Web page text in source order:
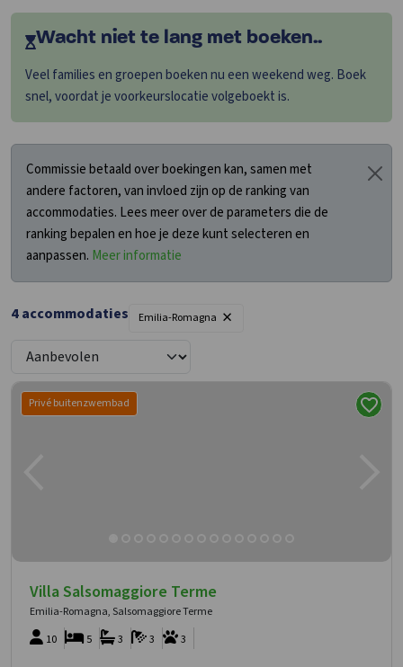
Wacht niet te lang met boeken..
Veel families en groepen boeken nu een weekend weg. Boek
snel, voordat je voorkeurslocatie volgeboekt is.
Commissie betaald over boekingen kan, samen met
andere factoren, van invloed zijn op de ranking van
accommodaties. Lees meer over de parameters die de
ranking bepalen en hoe je deze kunt selecteren en
aanpassen. Meer informatie
4accommodaties Emilia-Romagna ×
Privé buitenzwembad
Villa Salsomaggiore Terme
Emilia-Romagna, Salsomaggiore Terme
10
3
3 3
5